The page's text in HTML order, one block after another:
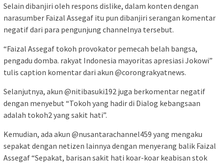
Selain dibanjiri oleh respons dislike, dalam konten dengan
narasumber Faizal Assegaf itu pun dibanjiri serangan komentar
negatif dari para pengunjung channelnya tersebut.
“Faizal Assegaf tokoh provokator pemecah belah bangsa,
pengadu domba. rakyat Indonesia mayoritas apresiasi Jokowi”
tulis caption komentar dari akun @corongrakyatnews.
Selanjutnya, akun @nitibasuki192 juga berkomentar negatif
dengan menyebut “Tokoh yang hadir di Dialog kebangsaan
adalah tokoh2 yang sakit hati”.
Kemudian, ada akun @nusantarachannel459 yang mengaku
sepakat dengan netizen lainnya dengan menyerang balik Faizal
Assegaf “Sepakat, barisan sakit hati koar-koar keabisan stok